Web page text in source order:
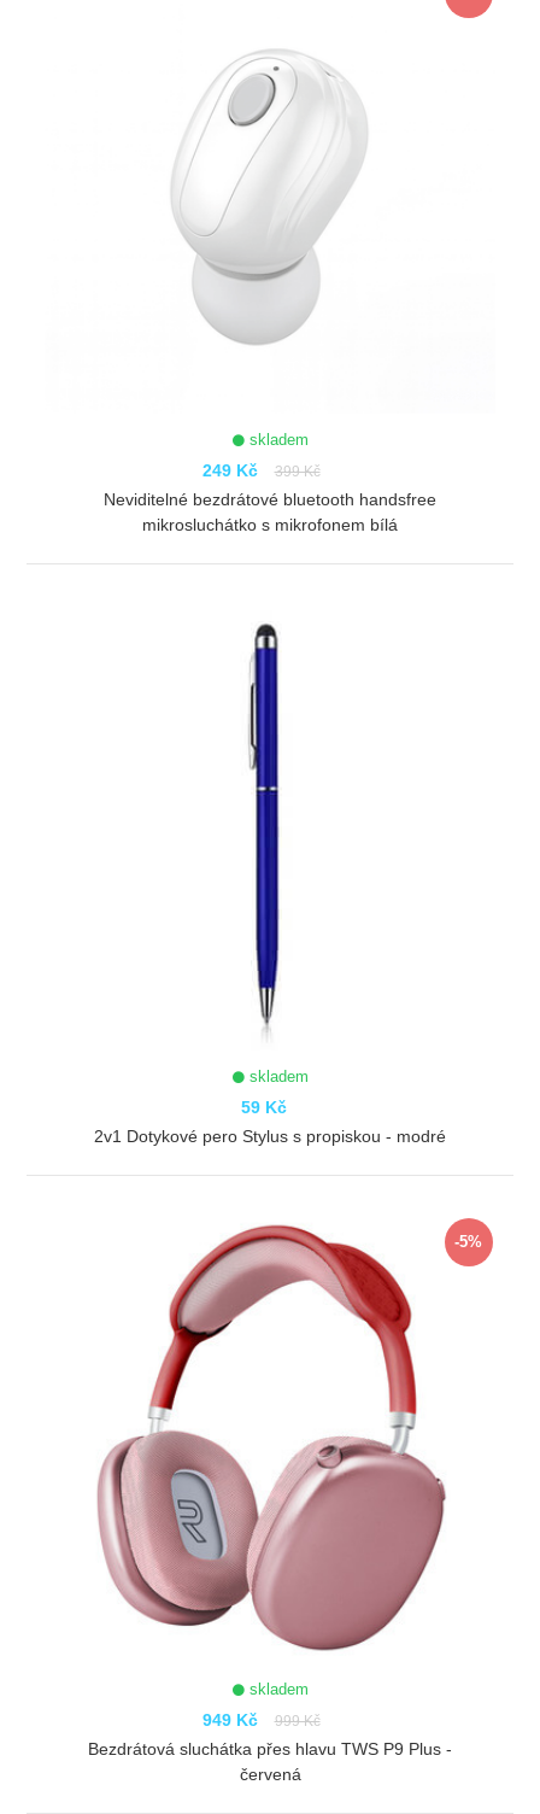
skladem
249 Kč 399 Kč
Neviditelné bezdrátové bluetooth handsfree
mikrosluchátko s mikrofonem bílá
skladem
59 Kč
2v1 Dotykové pero Stylus s propiskou - modré
-5%
skladem
949 Kč 999 Kč
Bezdrátová sluchátka přes hlavu TWS P9 Plus -
červená